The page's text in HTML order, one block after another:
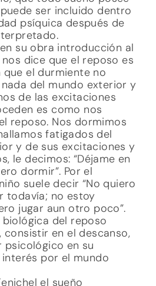
ser incluido dentro
psíquica después de
en su obra introducción al
dice que el reposo es
que el durmiente no
del mundo exterior y
de las excitaciones
es como nos
reposo. Nos dormimos
fatigados del
y de sus excitaciones y
le decimos: “Déjame en
dormir”. Por el
suele decir “No quiero
todavía; no estoy
jugar aun otro poco”.
del reposo
consistir en el descanso,
en su
por el mundo
el sueño